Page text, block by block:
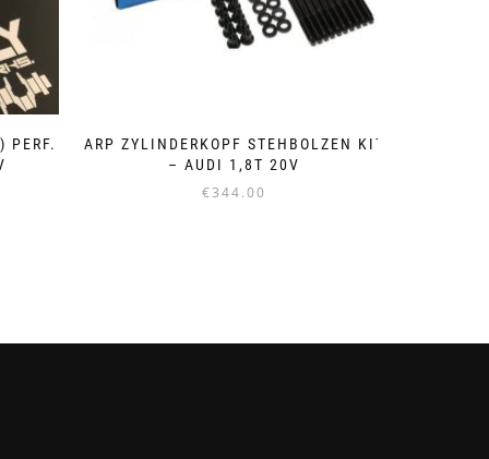
PERF.
ARP ZYLINDERKOPF STEHBOLZEN KIT
– AUDI 1,8T 20V
€344.00